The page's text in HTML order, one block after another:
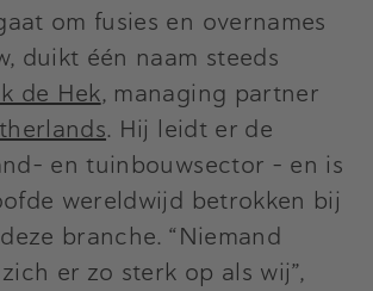
om fusies en overnames
duikt één naam steeds
de Hek, managing partner
. Hij leidt er de
en tuinbouwsector - en is
wereldwijd betrokken bij
branche. “Niemand
er zo sterk op als wij”,